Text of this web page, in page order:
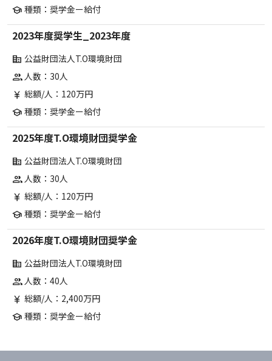
school 種類：奨学金ー給付
2023年度奨学生_2023年度
corporate_fare 公益財団法人T.O環境財団
group人数：30人
currency_yen 総額/人：120万円
school 種類：奨学金ー給付
2025年度T.O環境財団奨学金
corporate_fare 公益財団法人T.O環境財団
group人数：30人
currency_yen 総額/人：120万円
school 種類：奨学金ー給付
2026年度T.O環境財団奨学金
corporate_fare 公益財団法人T.O環境財団
group人数：40人
currency_yen 総額/人：2,400万円
school 種類：奨学金ー給付